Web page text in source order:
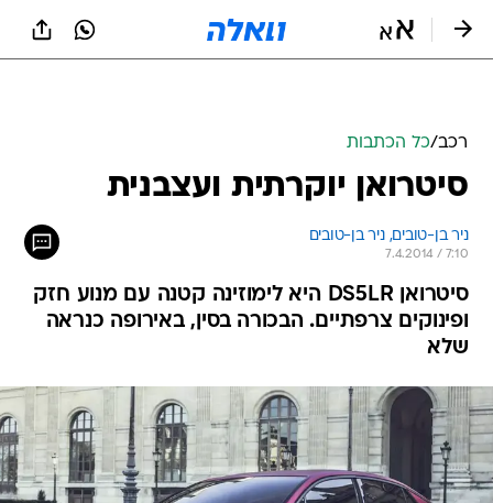
רכב/כל הכתבות
סיטרואן יוקרתית ועצבנית
ניר בן-טובים, ניר בן-טובים
7.4.2014 / 7:10
סיטרואן DS5LR היא לימוזינה קטנה עם מנוע חזק
ופינוקים צרפתיים. הבכורה בסין, באירופה כנראה
שלא